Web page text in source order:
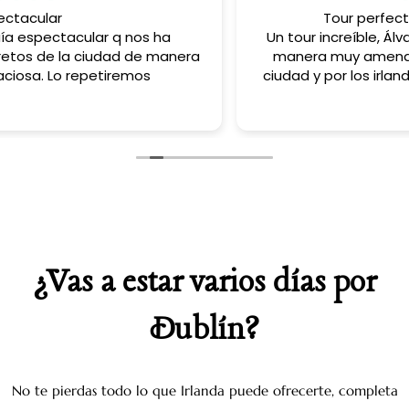
Un tour increíble, Álvaro te explica la historia de una
manera muy amena y te contagia su amor por la
ciudad y por los irlandeses; incluso a mi adolescente
¿Vas a estar varios días por
Dublín?
No te pierdas todo lo que Irlanda puede ofrecerte, completa